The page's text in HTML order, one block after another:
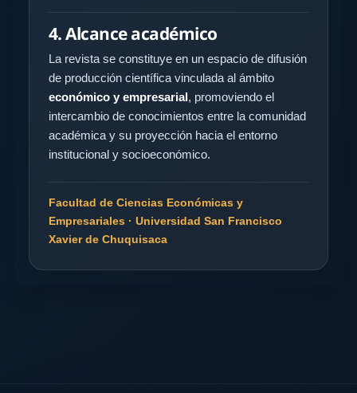
4. Alcance académico
La revista se constituye en un espacio de difusión
de producción científica vinculada al ámbito
económico y empresarial, promoviendo el
intercambio de conocimientos entre la comunidad
académica y su proyección hacia el entorno
institucional y socioeconómico.
Facultad de Ciencias Económicas y
Empresariales · Universidad San Francisco
Xavier de Chuquisaca